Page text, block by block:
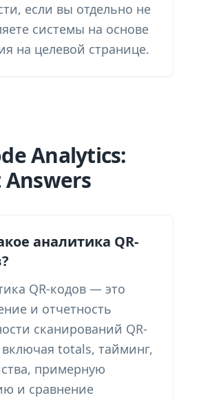
если вы отдельно не
системы на основе
на целевой странице.
Analytics:
Answers
аналитика QR-
QR-кодов — это
и отчетность
сканирований QR-
включая totals, тайминг,
примерную
и сравнение